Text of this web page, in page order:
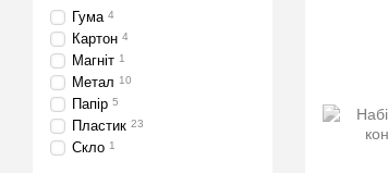
Гума 4
Картон 4
Магніт 1
Метал 10
Папір 5
Пластик 23
Скло 1